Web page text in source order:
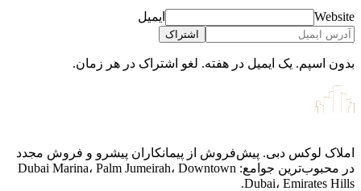
Website ایمیل
اشتراک
بدون اسپم. یک ایمیل در هفته. لغو اشتراک در هر زمان.
املاک لوکس دبی. پیش‌فروش از پیمانکاران پیشرو و فروش مجدد
در محبوب‌ترین جوامع: Dubai Marina، Palm Jumeirah، Downtown
Dubai، Emirates Hills.